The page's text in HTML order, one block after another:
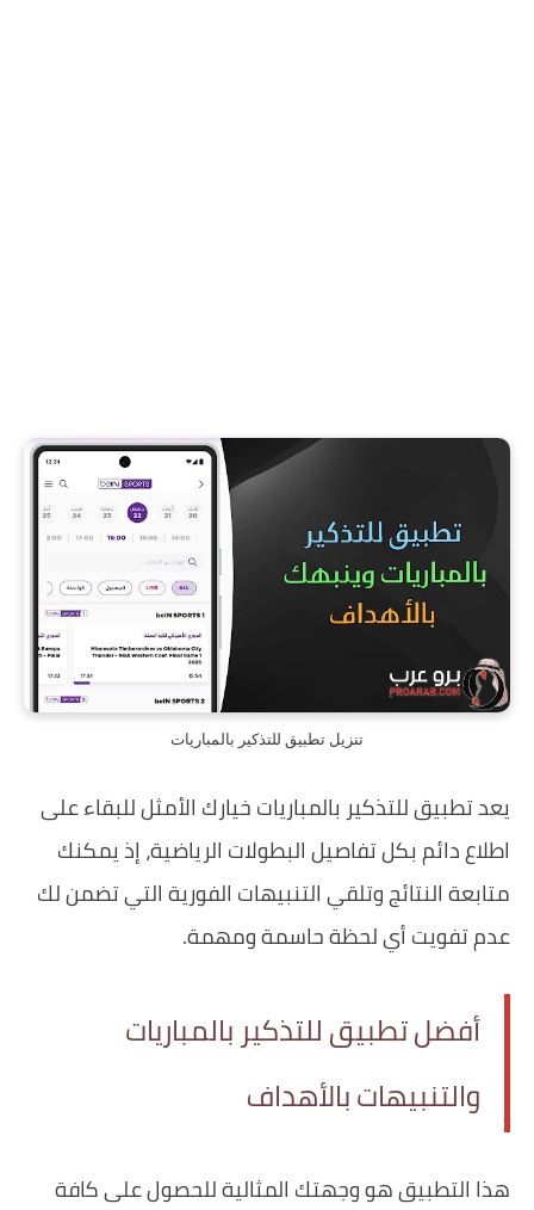
تنزيل تطبيق للتذكير بالمباريات
يعد تطبيق للتذكير بالمباريات خيارك الأمثل للبقاء على
اطلاع دائم بكل تفاصيل البطولات الرياضية، إذ يمكنك
متابعة النتائج وتلقي التنبيهات الفورية التي تضمن لك
عدم تفويت أي لحظة حاسمة ومهمة.
أفضل تطبيق للتذكير بالمباريات
والتنبيهات بالأهداف
هذا التطبيق هو وجهتك المثالية للحصول على كافة